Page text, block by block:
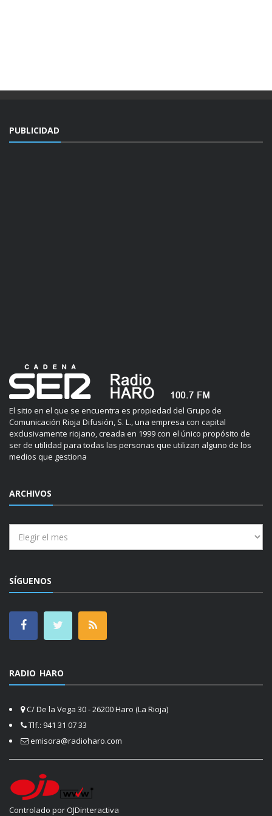
PUBLICIDAD
El sitio en el que se encuentra es propiedad del Grupo de
Comunicación Rioja Difusión, S. L., una empresa con capital
exclusivamente riojano, creada en 1999 con el único propósito de
ser de utilidad para todas las personas que utilizan alguno de los
medios que gestiona
ARCHIVOS
SÍGUENOS
RADIO HARO
C/ De la Vega 30 - 26200 Haro (La Rioja)
Tlf.: 941 31 07 33
emisora@radioharo.com
Controlado por OJDinteractiva